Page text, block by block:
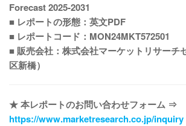
Forecast 2025-2031
■ レポートの形態：英文PDF
■ レポートコード：MON24MKT572501
■ 販売会社：株式会社マーケットリサーチ
区新橋）
★ 本レポートのお問い合わせフォーム ⇒
https://www.marketresearch.co.jp/inquiry